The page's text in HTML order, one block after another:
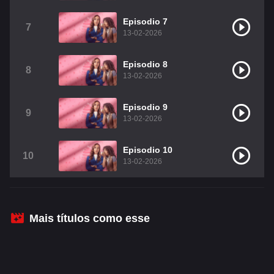
Christian Chavez
Dulce María
RBD Como Assistir Legendado
7
Episodio 7
13-02-2026
8
Episodio 8
13-02-2026
9
Episodio 9
13-02-2026
10
Episodio 10
13-02-2026
Mais títulos como esse